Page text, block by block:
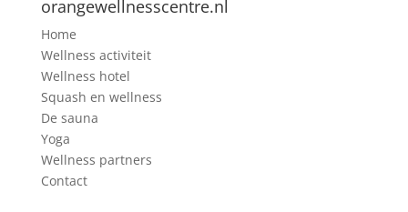
orangewellnesscentre.nl
Home
Wellness activiteit
Wellness hotel
Squash en wellness
De sauna
Yoga
Wellness partners
Contact